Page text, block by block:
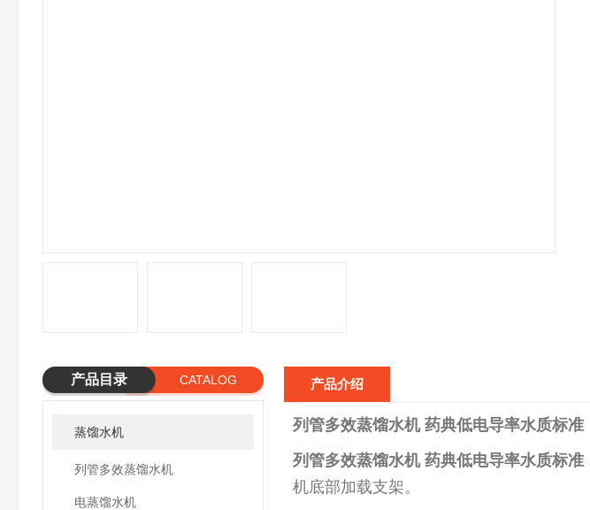
产品目录 CATALOG
蒸馏水机
列管多效蒸馏水机
电蒸馏水机
产品介绍
列管多效蒸馏水机 药典低电导率水质标准
列管多效蒸馏水机 药典低电导率水质标准
机底部加载支架。